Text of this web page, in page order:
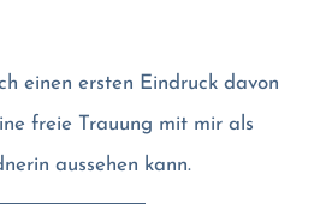
einen ersten Eindruck davon
freie Trauung mit mir als
aussehen kann.